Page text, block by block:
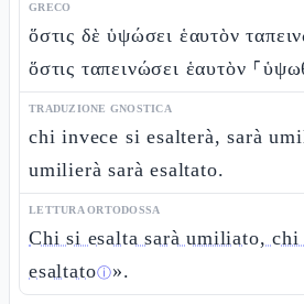
GRECO
ὅστις δὲ ὑψώσει ἑαυτὸν
ὅστις ταπεινώσει ἑαυτὸν
TRADUZIONE GNOSTICA
chi invece si esalterà, sarà
umilierà sarà esaltato.
LETTURA ORTODOSSA
Chi si esalta sarà umiliato,
esaltatoⓘ».